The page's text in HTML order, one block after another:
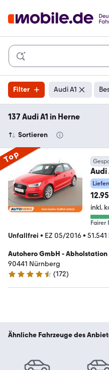
Filter Audi A1
137 Audi A1 in Herne
Sortieren
Top
Audi
inkl.
Fairer
Unfallfrei • EZ 05/2016• 51.541
Autohero GmbH -
90441 Nürnberg
4.5 Sterne
(172)
Ähnliche Fahrzeuge des